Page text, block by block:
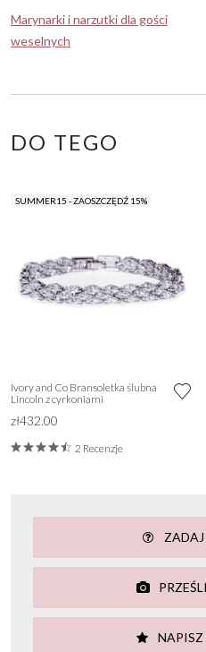
Marynarki i narzutki dla gości
weselnych
DO TEGO
SUMMER15 - ZAOSZCZĘDŹ 15%
Ivory and Co Bransoletka ślubna
Lincoln z cyrkoniami
zł432.00
2 Recenzje
NAPISZ